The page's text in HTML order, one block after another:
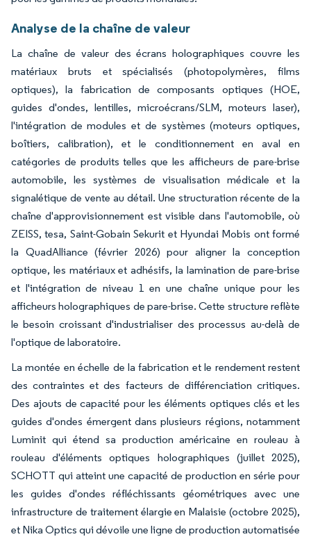
Analyse de la chaîne de valeur
La chaîne de valeur des écrans holographiques couvre les
matériaux bruts et spécialisés (photopolymères, films
optiques), la fabrication de composants optiques (HOE,
guides d'ondes, lentilles, microécrans/SLM, moteurs laser),
l'intégration de modules et de systèmes (moteurs optiques,
boîtiers, calibration), et le conditionnement en aval en
catégories de produits telles que les afficheurs de pare-brise
automobile, les systèmes de visualisation médicale et la
signalétique de vente au détail. Une structuration récente de la
chaîne d'approvisionnement est visible dans l'automobile, où
ZEISS, tesa, Saint-Gobain Sekurit et Hyundai Mobis ont formé
la QuadAlliance (février 2026) pour aligner la conception
optique, les matériaux et adhésifs, la lamination de pare-brise
et l'intégration de niveau 1 en une chaîne unique pour les
afficheurs holographiques de pare-brise. Cette structure reflète
le besoin croissant d'industrialiser des processus au-delà de
l'optique de laboratoire.
La montée en échelle de la fabrication et le rendement restent
des contraintes et des facteurs de différenciation critiques.
Des ajouts de capacité pour les éléments optiques clés et les
guides d'ondes émergent dans plusieurs régions, notamment
Luminit qui étend sa production américaine en rouleau à
rouleau d'éléments optiques holographiques (juillet 2025),
SCHOTT qui atteint une capacité de production en série pour
les guides d'ondes réfléchissants géométriques avec une
infrastructure de traitement élargie en Malaisie (octobre 2025),
et Nika Optics qui dévoile une ligne de production automatisée